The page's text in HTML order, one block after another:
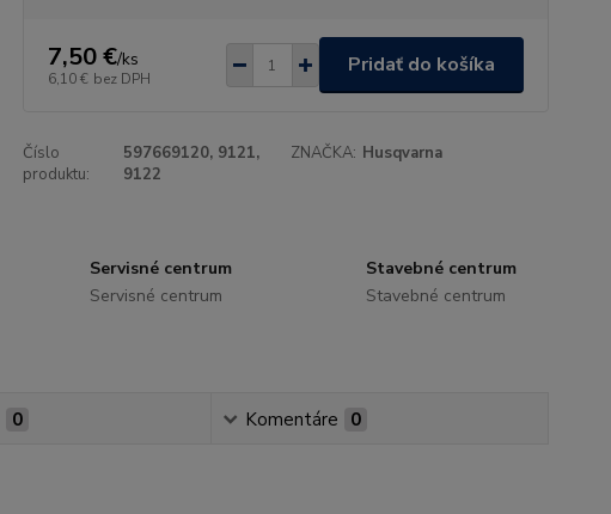
7,50 €/ks
6,10 € bez DPH
Pridať do košíka
Číslo
produktu:
597669120, 9121,
9122
ZNAČKA: Husqvarna
Servisné centrum
Servisné centrum
Stavebné centrum
Stavebné centrum
0 Komentáre 0